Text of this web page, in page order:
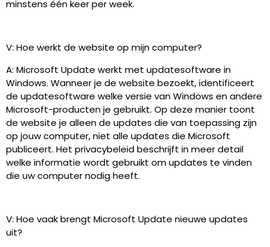
minstens één keer per week.
V: Hoe werkt de website op mijn computer?
A: Microsoft Update werkt met updatesoftware in
Windows. Wanneer je de website bezoekt, identificeert
de updatesoftware welke versie van Windows en andere
Microsoft-producten je gebruikt. Op deze manier toont
de website je alleen de updates die van toepassing zijn
op jouw computer, niet alle updates die Microsoft
publiceert. Het privacybeleid beschrijft in meer detail
welke informatie wordt gebruikt om updates te vinden
die uw computer nodig heeft.
V: Hoe vaak brengt Microsoft Update nieuwe updates
uit?